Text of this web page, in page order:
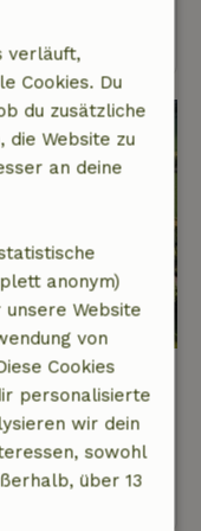
Ansehen
verläuft,
Cookies. Du
du zusätzliche
die Website zu
an deine
anonym)
Website
von
Cookies
personalisierte
wir dein
sowohl
über 13